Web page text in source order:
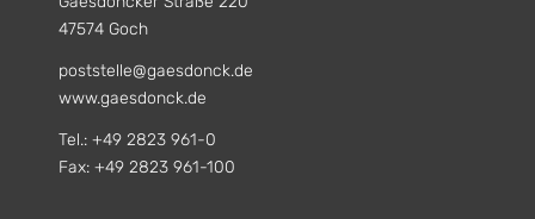
47574 Goch
poststelle@gaesdonck.de
www.gaesdonck.de
Tel.: +49 2823 961-0
Fax: +49 2823 961-100